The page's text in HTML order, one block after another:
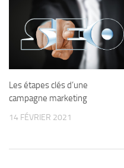
Les étapes clés d’une
campagne marketing
14 FÉVRIER 2021